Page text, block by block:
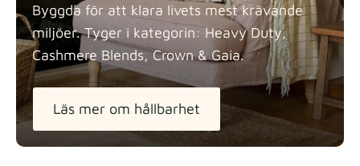
Byggda för att klara livets mest krävande
miljöer. Tyger i kategorin: Heavy Duty,
Cashmere Blends, Crown & Gaia.
Läs mer om hållbarhet